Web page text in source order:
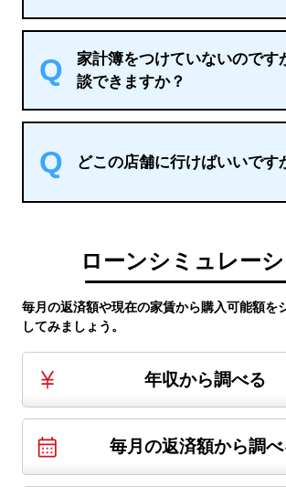
家計簿をつけていないのです
談できますか？
どこの店舗に行けばいいです
ローンシミュレー
毎月の返済額や現在の家賃から購入可能額を
してみましょう。
年収から調べる
毎月の返済額から調べ